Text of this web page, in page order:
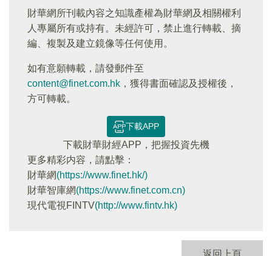
財華網所刊載內容之知識產權為財華網及相關權利
人專屬所有或持有。未經許可，禁止進行轉載、摘
編、複製及建立鏡像等任何使用。
如有意願轉載，請發郵件至
content@finet.com.hk ，獲得書面確認及授權後，
方可轉載。
下載APP
下載財華財經APP，把握投資先機
更多精彩内容，請點擊：
財華網(https://www.finet.hk/)
財華智庫網(https://www.finet.com.cn)
現代電視FINTV(http://www.fintv.hk)
返回上頁